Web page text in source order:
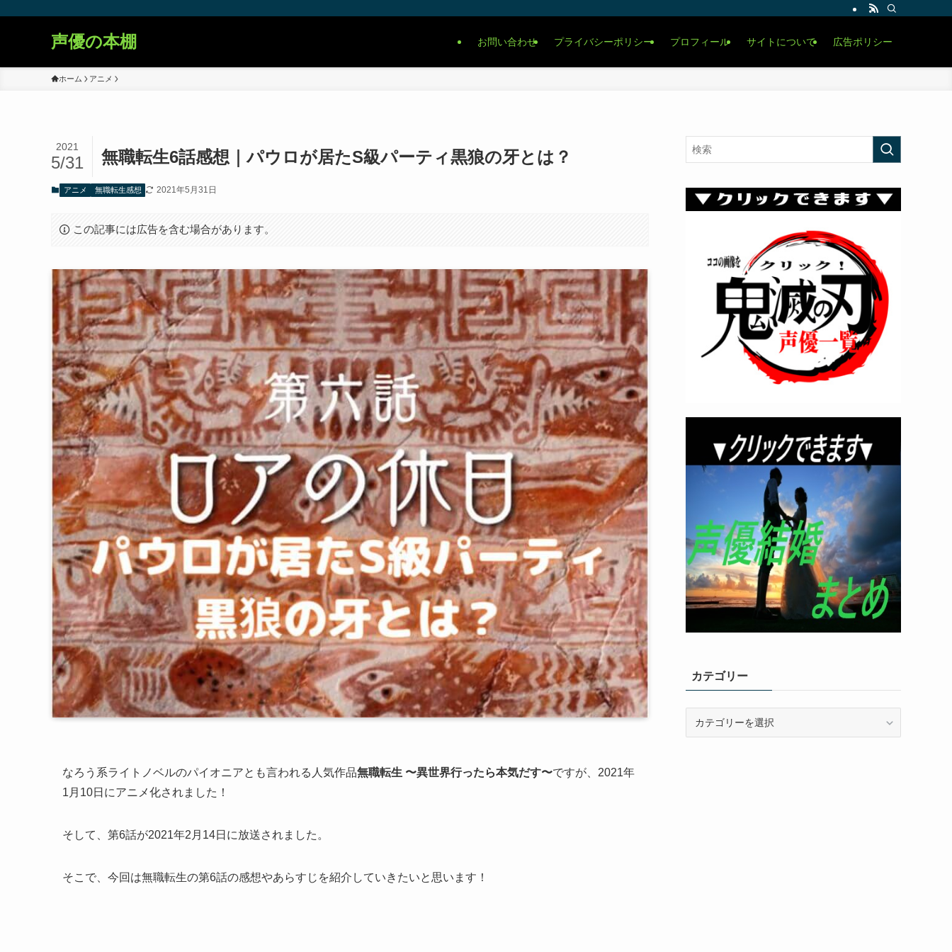
声優の本棚 お問い合わせ プライバシーポリシー プロフィール サイトについて 広告ポリシー
ホーム アニメ
無職転生6話感想｜パウロが居たS級パーティ黒狼の牙とは？
2021
5/31
アニメ 無職転生感想 2021年5月31日
この記事には広告を含む場合があります。
なろう系ライトノベルのパイオニアとも言われる人気作品無職転生 〜異世界行ったら本気だす〜ですが、2021年
1月10日にアニメ化されました！
そして、第6話が2021年2月14日に放送されました。
そこで、今回は無職転生の第6話の感想やあらすじを紹介していきたいと思います！
カテゴリー